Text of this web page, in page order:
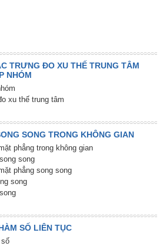
TRƯNG ĐO XU THẾ TRUNG TÂM
NHÓM
xu thế trung tâm
SONG TRONG KHÔNG GIAN
phẳng trong không gian
song
phẳng song song
song
SỐ LIÊN TỤC